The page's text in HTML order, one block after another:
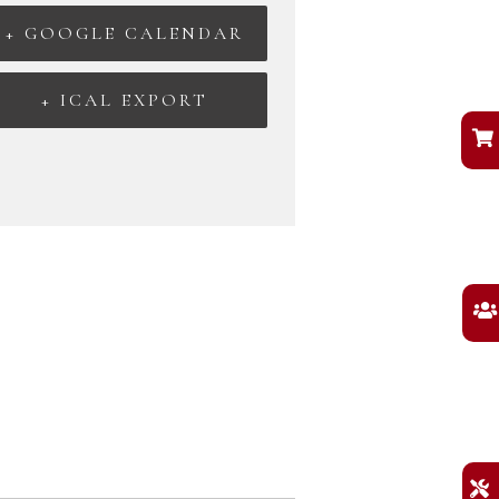
+ GOOGLE CALENDAR
+ ICAL EXPORT